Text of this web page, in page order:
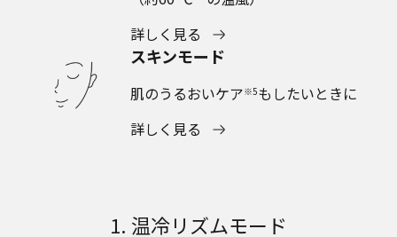
詳しく見る
スキンモード
肌のうるおいケア※5もしたいときに
詳しく見る
1. 温冷リズムモード